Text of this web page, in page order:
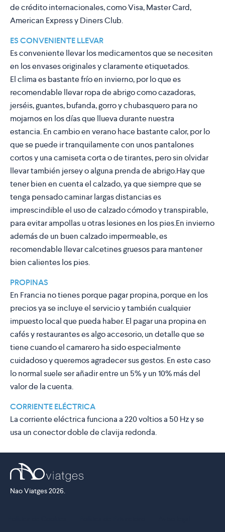
de crédito internacionales, como Visa, Master Card,
American Express y Diners Club.
ES CONVENIENTE LLEVAR
Es conveniente llevar los medicamentos que se necesiten
en los envases originales y claramente etiquetados.
El clima es bastante frío en invierno, por lo que es
recomendable llevar ropa de abrigo como cazadoras,
jerséis, guantes, bufanda, gorro y chubasquero para no
mojarnos en los días que llueva durante nuestra
estancia. En cambio en verano hace bastante calor, por lo
que se puede ir tranquilamente con unos pantalones
cortos y una camiseta corta o de tirantes, pero sin olvidar
llevar también jersey o alguna prenda de abrigo.Hay que
tener bien en cuenta el calzado, ya que siempre que se
tenga pensado caminar largas distancias es
imprescindible el uso de calzado cómodo y transpirable,
para evitar ampollas u otras lesiones en los pies.En invierno
además de un buen calzado impermeable, es
recomendable llevar calcetines gruesos para mantener
bien calientes los pies.
PROPINAS
En Francia no tienes porque pagar propina, porque en los
precios ya se incluye el servicio y también cualquier
impuesto local que pueda haber. El pagar una propina en
cafés y restaurantes es algo accesorio, un detalle que se
tiene cuando el camarero ha sido especialmente
cuidadoso y queremos agradecer sus gestos. En este caso
lo normal suele ser añadir entre un 5% y un 10% más del
valor de la cuenta.
CORRIENTE ELÉCTRICA
La corriente eléctrica funciona a 220 voltios a 50 Hz y se
usa un conector doble de clavija redonda.
Nao Viatges 2026.